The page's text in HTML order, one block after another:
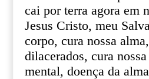
cai por terra agora em
Jesus Cristo, meu
corpo, cura nossa
dilacerados, cura
mental, doença da